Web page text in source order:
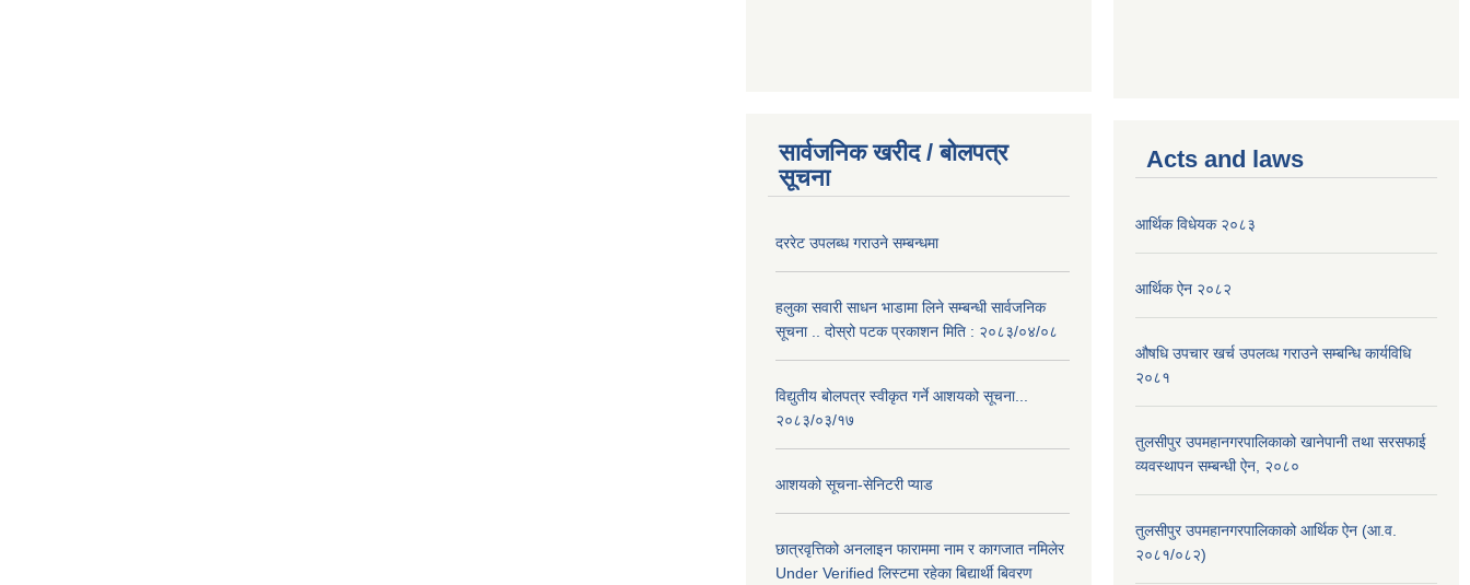
सार्वजनिक खरीद / बोलपत्र
सूचना
दररेट उपलब्ध गराउने सम्बन्धमा
हलुका सवारी साधन भाडामा लिने सम्बन्धी सार्वजनिक
सूचना .. दोस्रो पटक प्रकाशन मिति : २०८३/०४/०८
विद्युतीय बोलपत्र स्वीकृत गर्ने आशयको सूचना...
२०८३/०३/१७
आशयको सूचना-सेनिटरी प्याड
छात्रवृत्तिको अनलाइन फाराममा नाम र कागजात नमिलेर
Under Verified लिस्टमा रहेका बिद्यार्थी बिवरण
Acts and laws
आर्थिक विधेयक २०८३
आर्थिक ऐन २०८२
औषधि उपचार खर्च उपलव्ध गराउने सम्बन्धि कार्यविधि
२०८१
तुलसीपुर उपमहानगरपालिकाको खानेपानी तथा सरसफाई
व्यवस्थापन सम्बन्धी ऐन, २०८०
तुलसीपुर उपमहानगरपालिकाको आर्थिक ऐन (आ.व.
२०८१/०८२)